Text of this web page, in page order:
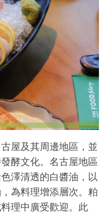
屋及其周邊地區，並
酵文化。名古屋地區
澤清透的白醬油，以
為料理增添層次。粕
理中廣受歡迎。此